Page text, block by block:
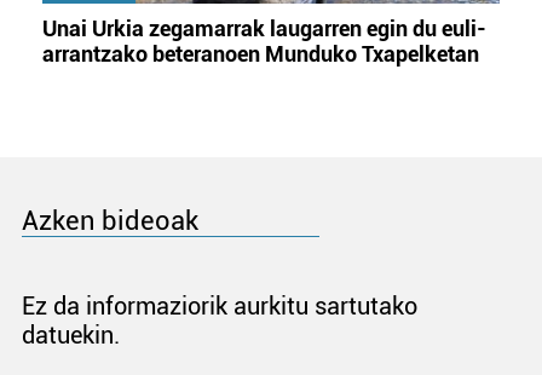
Unai Urkia zegamarrak laugarren egin du euli-
arrantzako beteranoen Munduko Txapelketan
Azken bideoak
Ez da informaziorik aurkitu sartutako
datuekin.